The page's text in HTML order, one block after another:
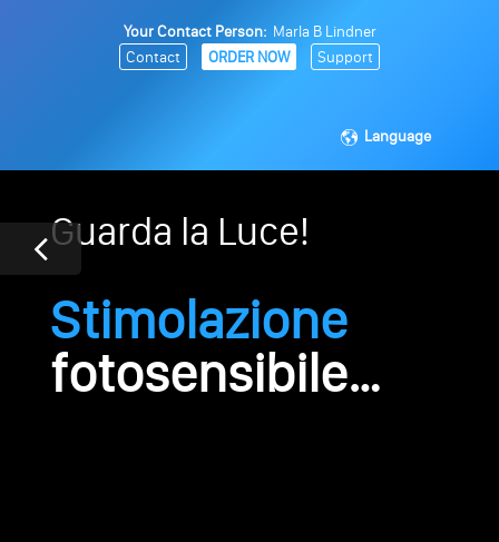
Your Contact Person: Marla B Lindner
Contact
ORDER NOW Support
Language
Guarda la Luce!
Stimolazione
fotosensibile…